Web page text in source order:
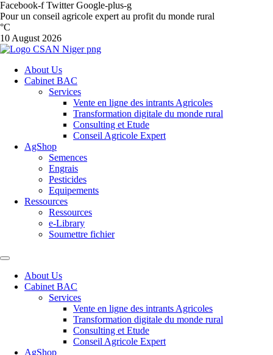
Facebook-f Twitter Google-plus-g
Pour un conseil agricole expert au profit du monde rural
°C
10 August 2026
About Us
Cabinet BAC
Services
Vente en ligne des intrants Agricoles
Transformation digitale du monde rural
Consulting et Etude
Conseil Agricole Expert
AgShop
Semences
Engrais
Pesticides
Equipements
Ressources
Ressources
e-Library
Soumettre fichier
About Us
Cabinet BAC
Services
Vente en ligne des intrants Agricoles
Transformation digitale du monde rural
Consulting et Etude
Conseil Agricole Expert
AgShop